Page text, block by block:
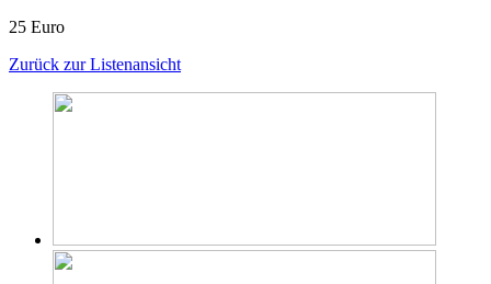
25 Euro
Zurück zur Listenansicht